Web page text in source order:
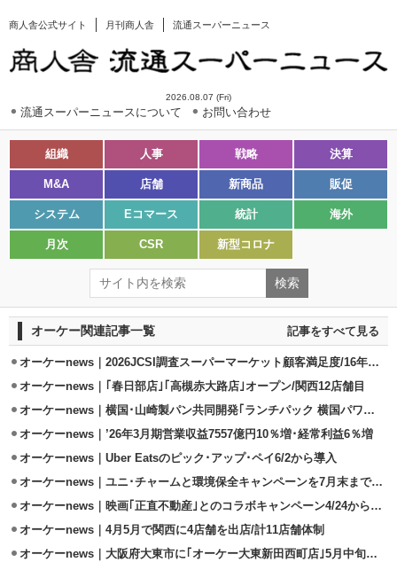
商人舎公式サイト 月刊商人舎 流通スーパーニュース
2026.08.07 (Fri)
流通スーパーニュースについて お問い合わせ
組織 人事 戦略 決算
M&A 店舗 新商品 販促
システム Eコマース 統計 海外
月次 CSR 新型コロナ
オーケー関連記事一覧 記事をすべて見る
オーケーnews｜2026JCSI調査スーパーマーケット顧客満足度/16年連続1位
オーケーnews｜｢春日部店｣｢高槻赤大路店｣オープン/関西12店舗目
オーケーnews｜横国･山崎製パン共同開発｢ランチパック 横国パワー丼風｣
オーケーnews｜’26年3月期営業収益7557億円10％増･経常利益6％増
オーケーnews｜Uber Eatsのピック･アップ･ペイ6/2から導入
オーケーnews｜ユニ･チャームと環境保全キャンペーンを7月末まで実施
オーケーnews｜映画｢正直不動産｣とのコラボキャンペーン4/24から開催
オーケーnews｜4月5月で関西に4店舗を出店/計11店舗体制
オーケーnews｜大阪府大東市に｢オーケー大東新田西町店｣5月中旬に出店